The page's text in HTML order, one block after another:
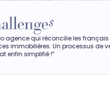
les français avec les
Un processus de vente et
!”